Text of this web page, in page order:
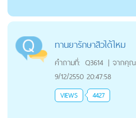
ทานยารักษาสิวได้ไหม
คำถามที่: Q3614 | จากคุณ
9/12/2550 20:47:58
VIEWS 4427